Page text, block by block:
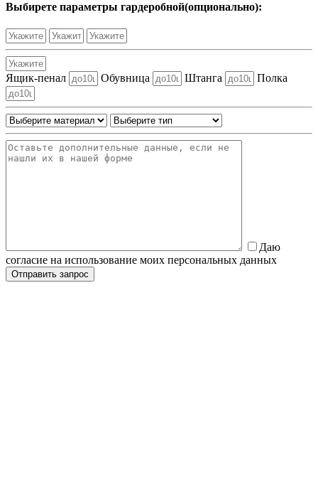
Выбирете параметры гардеробной(опционально):
Ящик-пенал Обувница Штанга Полка
Даю
согласие на использование моих персональных данных